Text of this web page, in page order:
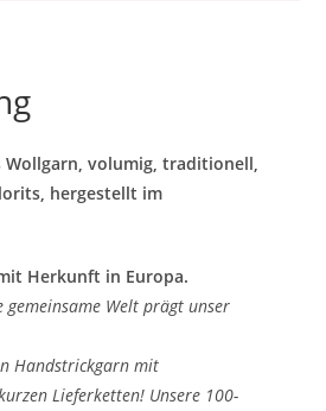
Wollgarn, volumig, traditionell,
hergestellt im
Herkunft in Europa.
gemeinsame Welt prägt unser
Handstrickgarn mit
Lieferketten! Unsere 100-